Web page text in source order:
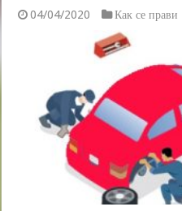
04/04/2020 Как се прави